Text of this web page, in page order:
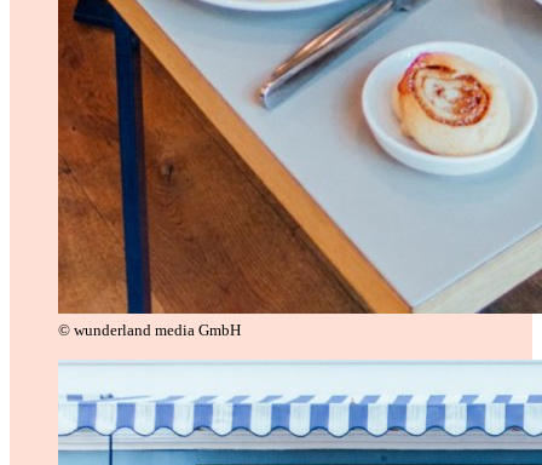
© wunderland media GmbH